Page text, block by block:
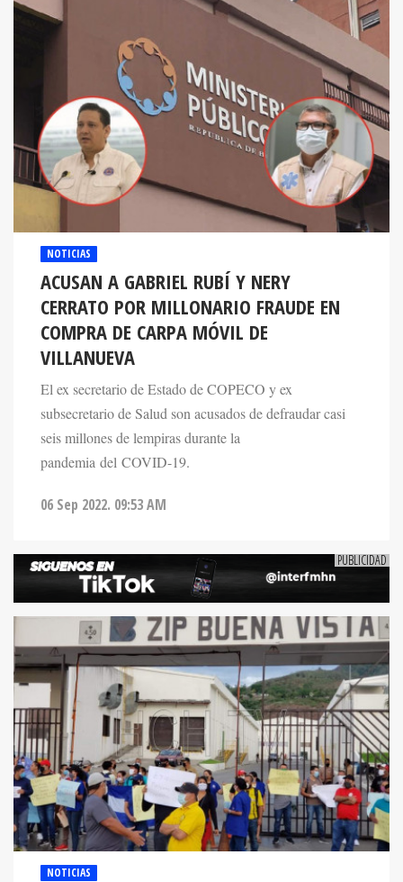
NOTICIAS
ACUSAN A GABRIEL RUBÍ Y NERY
CERRATO POR MILLONARIO FRAUDE EN
COMPRA DE CARPA MÓVIL DE
VILLANUEVA
El ex secretario de Estado de COPECO y ex
subsecretario de Salud son acusados de defraudar casi
seis millones de lempiras durante la
pandemia del COVID-19.
06 Sep 2022. 09:53 AM
NOTICIAS